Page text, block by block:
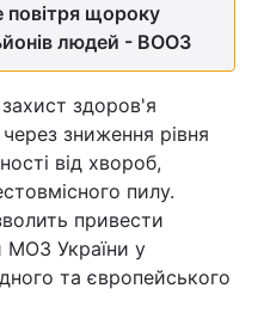
повітря щороку
людей - ВООЗ
здоров'я
зниження рівня
від хвороб,
пилу.
привести
МОЗ України у
та європейського